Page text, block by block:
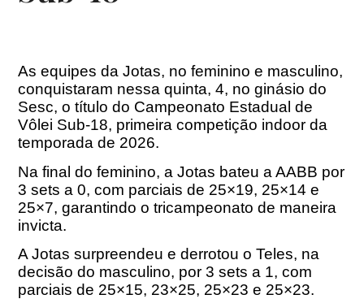
As equipes da Jotas, no feminino e masculino,
conquistaram nessa quinta, 4, no ginásio do
Sesc, o título do Campeonato Estadual de
Vôlei Sub-18, primeira competição indoor da
temporada de 2026.
Na final do feminino, a Jotas bateu a AABB por
3 sets a 0, com parciais de 25×19, 25×14 e
25×7, garantindo o tricampeonato de maneira
invicta.
A Jotas surpreendeu e derrotou o Teles, na
decisão do masculino, por 3 sets a 1, com
parciais de 25×15, 23×25, 25×23 e 25×23.